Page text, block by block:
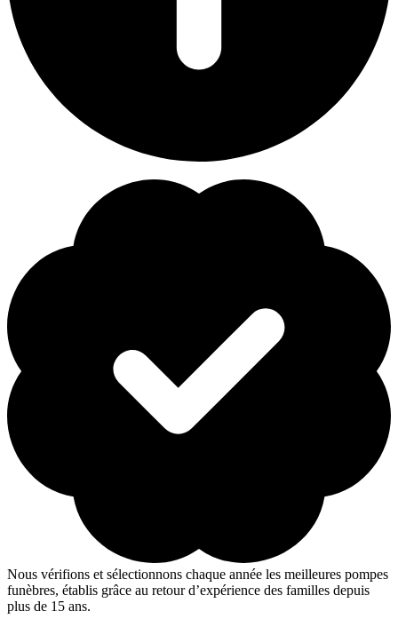
Nous vérifions et sélectionnons chaque année les meilleures pompes
funèbres, établis grâce au retour d’expérience des familles depuis
plus de 15 ans.